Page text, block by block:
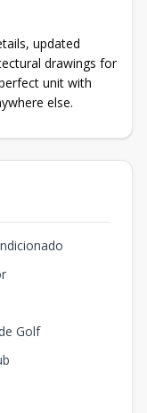
updated
drawings for
unit with
else.
Golf